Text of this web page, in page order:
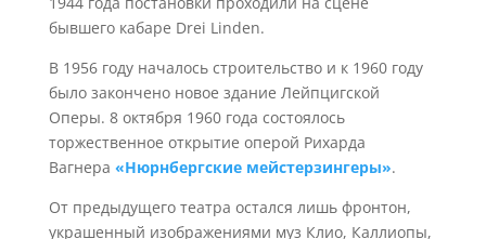
бывшего кабаре Drei Linden.
В 1956 году началось строительство и к 1960 году
было закончено новое здание Лейпцигской
Оперы. 8 октября 1960 года состоялось
торжественное открытие оперой Рихарда
Вагнера «Нюрнбергские мейстерзингеры».
От предыдущего театра остался лишь фронтон,
украшенный изображениями муз Клио, Каллиопы,